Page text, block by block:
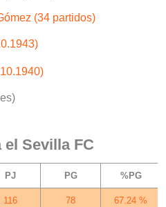
(34 partidos)
Sevilla FC
PJ PG %PG
116 78 67.24 %